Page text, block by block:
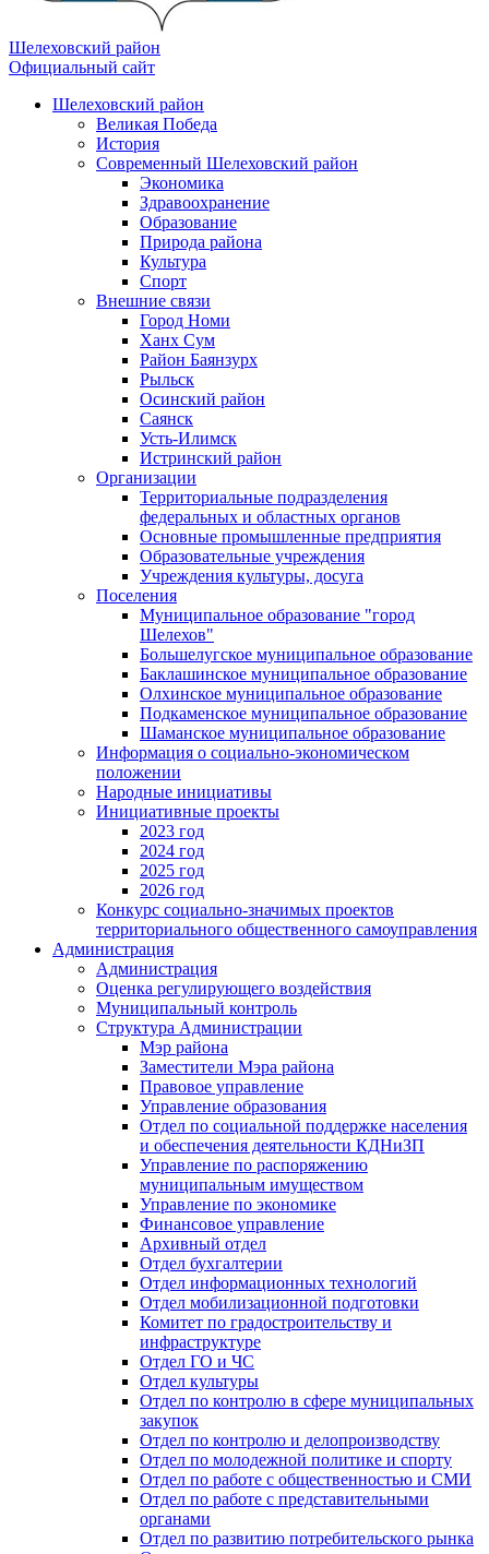
Шелеховский район
Официальный сайт
Шелеховский район
Великая Победа
История
Современный Шелеховский район
Экономика
Здравоохранение
Образование
Природа района
Культура
Спорт
Внешние связи
Город Номи
Ханх Сум
Район Баянзурх
Рыльск
Осинский район
Саянск
Усть-Илимск
Истринский район
Организации
Территориальные подразделения
федеральных и областных органов
Основные промышленные предприятия
Образовательные учреждения
Учреждения культуры, досуга
Поселения
Муниципальное образование "город
Шелехов"
Большелугское муниципальное образование
Баклашинское муниципальное образование
Олхинское муниципальное образование
Подкаменское муниципальное образование
Шаманское муниципальное образование
Информация о социально-экономическом
положении
Народные инициативы
Инициативные проекты
2023 год
2024 год
2025 год
2026 год
Конкурс социально-значимых проектов
территориального общественного самоуправления
Администрация
Администрация
Оценка регулирующего воздействия
Муниципальный контроль
Структура Администрации
Мэр района
Заместители Мэра района
Правовое управление
Управление образования
Отдел по социальной поддержке населения
и обеспечения деятельности КДНиЗП
Управление по распоряжению
муниципальным имуществом
Управление по экономике
Финансовое управление
Архивный отдел
Отдел бухгалтерии
Отдел информационных технологий
Отдел мобилизационной подготовки
Комитет по градостроительству и
инфраструктуре
Отдел ГО и ЧС
Отдел культуры
Отдел по контролю в сфере муниципальных
закупок
Отдел по контролю и делопроизводству
Отдел по молодежной политике и спорту
Отдел по работе с общественностью и СМИ
Отдел по работе с представительными
органами
Отдел по развитию потребительского рынка